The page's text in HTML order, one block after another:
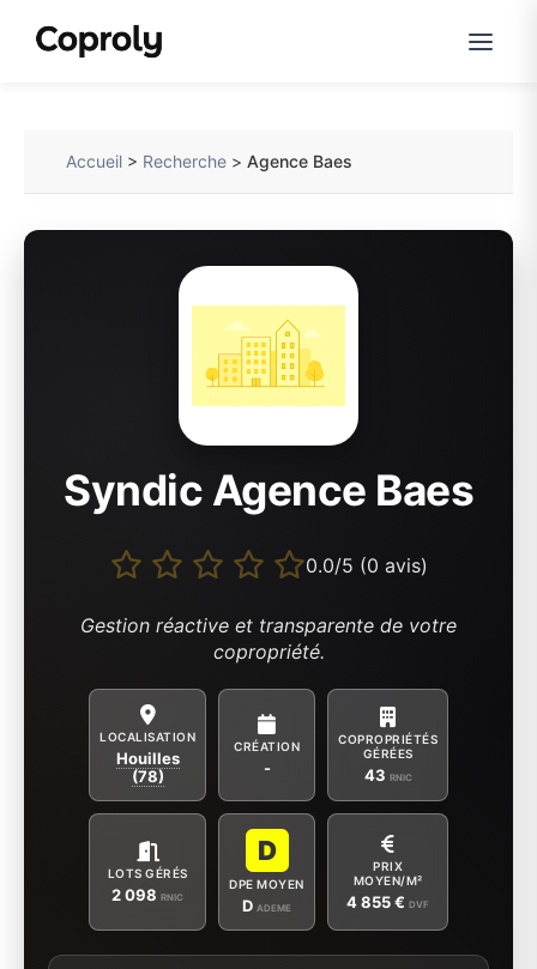
Accueil > Recherche >Agence Baes
Syndic Agence Baes
0.0/5 (0 avis)
Gestion réactive et transparente de votre
copropriété.
LOCALISATION
Houilles
(78)
CRÉATION
-
COPROPRIÉTÉS
GÉRÉES
43 RNIC
LOTS GÉRÉS
2 098 RNIC
D
DPE MOYEN
D ADEME
PRIX
MOYEN/M²
4 855 € DVF